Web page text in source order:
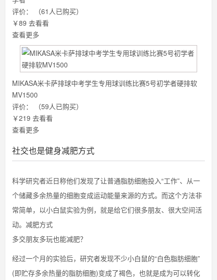
评价：
（61人已购买）
￥89 去看看
查看更多
MIKASA米卡萨排球中考学生专用球训练比赛5号初学者硬排软
MV1500
评价：
（59人已购买）
￥219 去看看
查看更多
社交也是健身减肥方式
科学研究者近日称他们发现了让普通脂肪细胞投入“工作”、从一
个储藏多余热量的细胞变成运动能量来源的方式。而这个方法非
常简单，以小白鼠实验为例，就是给它们很多朋友、很大空间活
动。减肥方式
多交朋友多玩也能减肥？
经过一个月的实验后，研究者发现不少小白鼠的“白色脂肪细胞”
(即贮存多余热量的脂肪细胞)变成了褐色，也就是成为可以转化